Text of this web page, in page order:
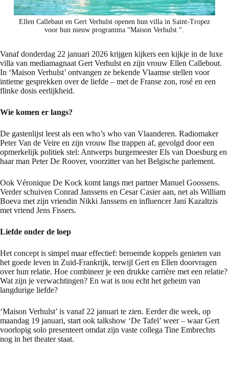
Ellen Callebaut en Gert Verhulst openen hun villa in Saint-Tropez
voor hun nieuw programma “Maison Verhulst “.
Vanaf donderdag 22 januari 2026 krijgen kijkers een kijkje in de luxe
villa van mediamagnaat Gert Verhulst en zijn vrouw Ellen Callebout.
In ‘Maison Verhulst’ ontvangen ze bekende Vlaamse stellen voor
intieme gesprekken over de liefde – met de Franse zon, rosé en een
flinke dosis eerlijkheid.
Wie komen er langs?
De gastenlijst leest als een who’s who van Vlaanderen. Radiomaker
Peter Van de Veire en zijn vrouw Ilse trappen af, gevolgd door een
opmerkelijk politiek stel: Antwerps burgemeester Els van Doesburg en
haar man Peter De Roover, voorzitter van het Belgische parlement.
Ook Véronique De Kock komt langs met partner Manuel Goossens.
Verder schuiven Conrad Janssens en Cesar Casier aan, net als William
Boeva met zijn vriendin Nikki Janssens en influencer Jani Kazaltzis
met vriend Jens Fissers.
Liefde onder de loep
Het concept is simpel maar effectief: beroemde koppels genieten van
het goede leven in Zuid-Frankrijk, terwijl Gert en Ellen doorvragen
over hun relatie. Hoe combineer je een drukke carrière met een relatie?
Wat zijn je verwachtingen? En wat is nou echt het geheim van
langdurige liefde?
‘Maison Verhulst’ is vanaf 22 januari te zien. Eerder die week, op
maandag 19 januari, start ook talkshow ‘De Tafel’ weer – waar Gert
voorlopig solo presenteert omdat zijn vaste collega Tine Embrechts
nog in het theater staat.